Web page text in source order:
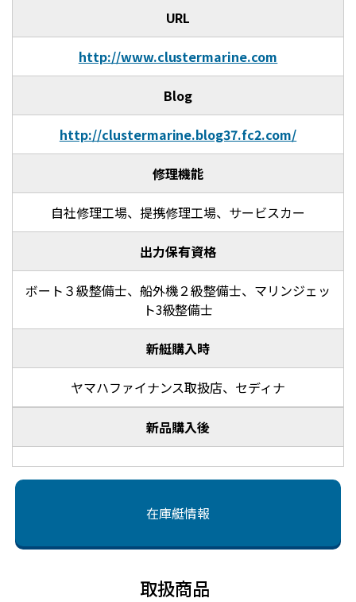
URL
http://www.clustermarine.com
Blog
http://clustermarine.blog37.fc2.com/
修理機能
自社修理工場、提携修理工場、サービスカー
出力保有資格
ボート３級整備士、船外機２級整備士、マリンジェッ
ト3級整備士
新艇購入時
ヤマハファイナンス取扱店、セディナ
新品購入後
在庫艇情報
取扱商品